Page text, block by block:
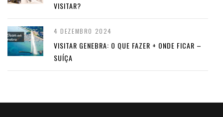
VISITAR?
4 DEZEMBRO 2024
VISITAR GENEBRA: O QUE FAZER + ONDE FICAR –
SUÍÇA